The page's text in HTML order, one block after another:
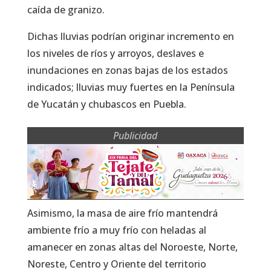
caída de granizo.
Dichas lluvias podrían originar incremento en
los niveles de ríos y arroyos, deslaves e
inundaciones en zonas bajas de los estados
indicados; lluvias muy fuertes en la Península
de Yucatán y chubascos en Puebla.
Publicidad
Asimismo, la masa de aire frío mantendrá
ambiente frío a muy frío con heladas al
amanecer en zonas altas del Noroeste, Norte,
Noreste, Centro y Oriente del territorio